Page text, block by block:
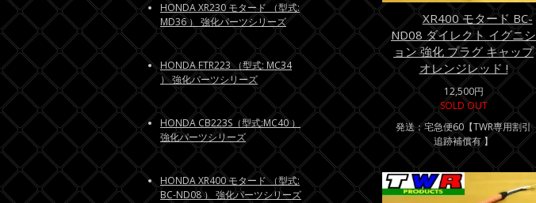
XR400 モタード BC-
ND08 ダイレクト イグニシ
ョン 強化 プラグ キャップ
オレンジレッド !
12,500円
SOLD OUT
発送：宅急便60【TWR専用割引
追跡補償有 】
HONDA XR230 モタード （型式:
MD36 ） 強化パーツシリーズ
HONDA FTR223 （型式: MC34
） 強化パーツシリーズ
HONDA CB223S（型式:MC40 ）
強化パーツシリーズ
HONDA XR400 モタード （型式:
BC-ND08 ） 強化パーツシリーズ